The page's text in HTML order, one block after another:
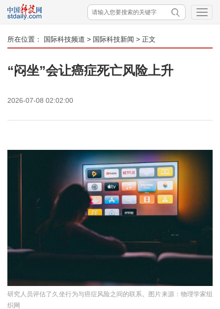
所在位置： 国际科技频道 > 国际科技新闻 > 正文
“闷坐”会让癌症死亡风险上升
2026-07-08 02:02:00
研究人员评估了久坐行为与癌症风险之间的联系。图片来源：物理学家组
织网